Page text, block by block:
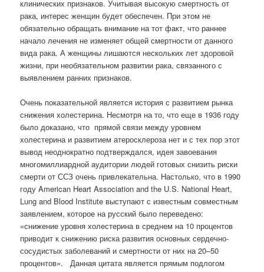
клинических признаков. Учитывая высокую смертность от
рака, интерес женщин будет обеспечен. При этом не
обязательно обращать внимание на тот факт, что раннее
начало лечения не изменяет общей смертности от данного
вида рака. А женщины лишаются нескольких лет здоровой
жизни, при необязательном развитии рака, связанного с
выявлением ранних признаков.
Очень показательной является история с развитием рынка
снижения холестерина. Несмотря на то, что еще в 1936 году
было доказано, что прямой связи между уровнем
холестерина и развитием атеросклероза нет и с тех пор этот
вывод неоднократно подтверждался, идея завоевания
многомиллиардной аудитории людей готовых снизить риски
смерти от ССЗ очень привлекательна. Настолько, что в 1990
году American Heart Association and the U.S. National Heart,
Lung and Blood Institute выступают с известным совместным
заявлением, которое на русский было переведено:
«снижение уровня холестерина в среднем на 10 процентов
приводит к снижению риска развития основных сердечно-
сосудистых заболеваний и смертности от них на 20–50
процентов».
Данная цитата является прямым подлогом